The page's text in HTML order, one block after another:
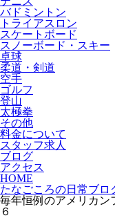
バドミントン
トライアスロン
スケートボード
スノーボード・スキー
卓球
柔道・剣道
空手
ゴルフ
登山
太極拳
その他
料金について
スタッフ求人
ブログ
アクセス
HOME
たなごころの日常ブロ
毎年恒例のアメリカ
６